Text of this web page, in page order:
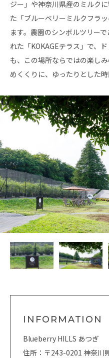
ジー」や神奈川県産のミルク
た「ブルーベリーミルクフラ
ます。農園のシンボルツリー
れた「KOKAGEテラス」で、
も、この場所ならではの楽し
めくくりに、ゆったりとした
INFORMATION
Blueberry HILLS あつぎ
住所：〒243-0201 神奈川